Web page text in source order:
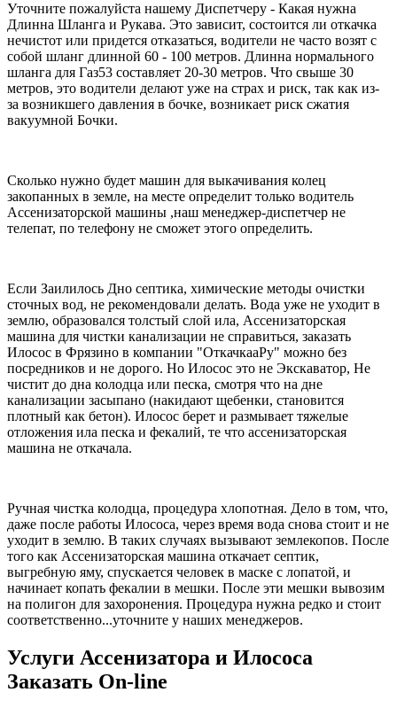
Уточните пожалуйста нашему Диспетчеру - Какая нужна
Длинна Шланга и Рукава. Это зависит, состоится ли откачка
нечистот или придется отказаться, водители не часто возят с
собой шланг длинной 60 - 100 метров. Длинна нормального
шланга для Газ53 составляет 20-30 метров. Что свыше 30
метров, это водители делают уже на страх и риск, так как из-
за возникшего давления в бочке, возникает риск сжатия
вакуумной Бочки.
Сколько нужно будет машин для выкачивания колец
закопанных в земле, на месте определит только водитель
Ассенизаторской машины ,наш менеджер-диспетчер не
телепат, по телефону не сможет этого определить.
Если Заилилось Дно септика, химические методы очистки
сточных вод, не рекомендовали делать. Вода уже не уходит в
землю, образовался толстый слой ила, Ассенизаторская
машина для чистки канализации не справиться, заказать
Илосос в Фрязино в компании "ОткачкааРу" можно без
посредников и не дорого. Но Илосос это не Экскаватор, Не
чистит до дна колодца или песка, смотря что на дне
канализации засыпано (накидают щебенки, становится
плотный как бетон). Илосос берет и размывает тяжелые
отложения ила песка и фекалий, те что ассенизаторская
машина не откачала.
Ручная чистка колодца, процедура хлопотная. Дело в том, что,
даже после работы Илососа, через время вода снова стоит и не
уходит в землю. В таких случаях вызывают землекопов. После
того как Ассенизаторская машина откачает септик,
выгребную яму, спускается человек в маске с лопатой, и
начинает копать фекалии в мешки. После эти мешки вывозим
на полигон для захоронения. Процедура нужна редко и стоит
соответственно...уточните у наших менеджеров.
Услуги Ассенизатора и Илососа
Заказать On-line